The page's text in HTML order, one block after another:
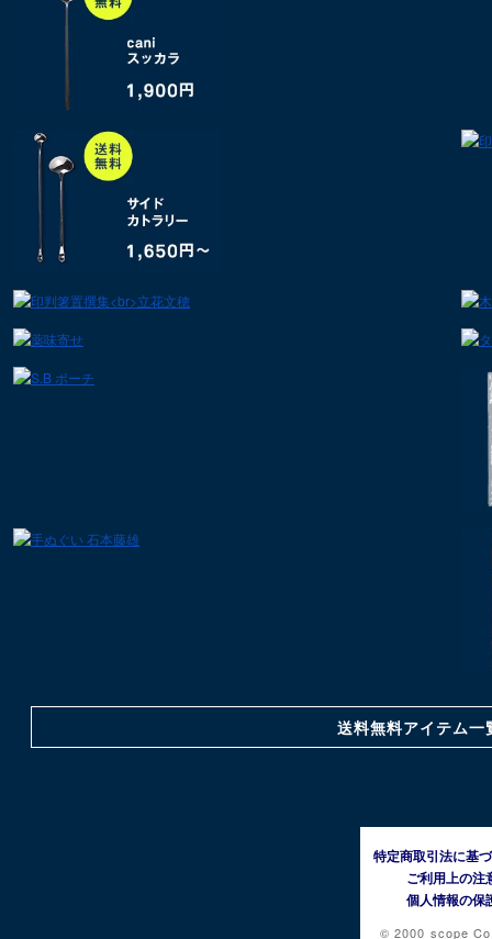
送料無料アイテム一
特定商取引法に基
ご利用上の注
個人情報の保
© 2000 scope